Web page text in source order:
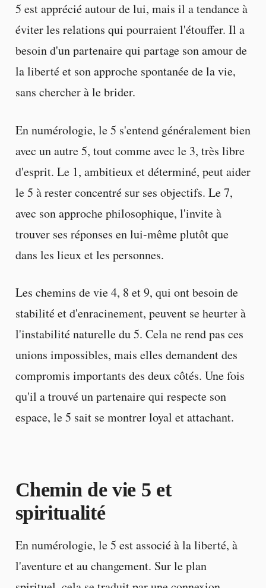
5 est apprécié autour de lui, mais il a tendance à
éviter les relations qui pourraient l'étouffer. Il a
besoin d'un partenaire qui partage son amour de
la liberté et son approche spontanée de la vie,
sans chercher à le brider.
En numérologie, le 5 s'entend généralement bien
avec un autre 5, tout comme avec le 3, très libre
d'esprit. Le 1, ambitieux et déterminé, peut aider
le 5 à rester concentré sur ses objectifs. Le 7,
avec son approche philosophique, l'invite à
trouver ses réponses en lui-même plutôt que
dans les lieux et les personnes.
Les chemins de vie 4, 8 et 9, qui ont besoin de
stabilité et d'enracinement, peuvent se heurter à
l'instabilité naturelle du 5. Cela ne rend pas ces
unions impossibles, mais elles demandent des
compromis importants des deux côtés. Une fois
qu'il a trouvé un partenaire qui respecte son
espace, le 5 sait se montrer loyal et attachant.
Chemin de vie 5 et
spiritualité
En numérologie, le 5 est associé à la liberté, à
l'aventure et au changement. Sur le plan